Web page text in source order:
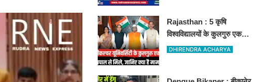
Rajasthan : 5 कृषि
विश्वविद्यालयों के कुलगुरु एक
मंच पर, राज्यपाल-सीएम और
DHIRENDRA ACHARYA